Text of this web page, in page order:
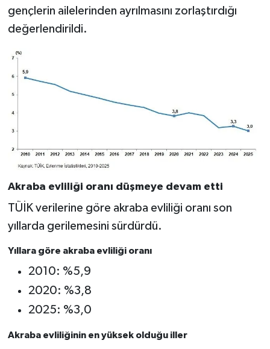
gençlerin ailelerinden ayrılmasını zorlaştırdığı
değerlendirildi.
Akraba evliliği oranı düşmeye devam etti
TÜİK verilerine göre akraba evliliği oranı son
yıllarda gerilemesini sürdürdü.
Yıllara göre akraba evliliği oranı
2010: %5,9
2020: %3,8
2025: %3,0
Akraba evliliğinin en yüksek olduğu iller